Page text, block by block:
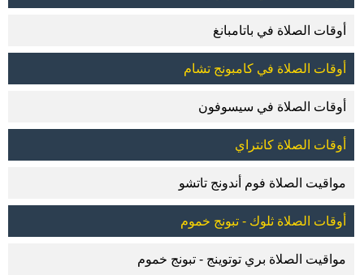
أوقات الصلاة في باتامبانغ
أوقات الصلاة في كامبونج تشام
أوقات الصلاة في سيسوفون
أوقات الصلاة كانتراي
مواقيت الصلاة فوم أندونج تاتشو
أوقات الصلاة ثلوك - تبونج خموم
مواقيت الصلاة بري توتوينج - تبونج خموم